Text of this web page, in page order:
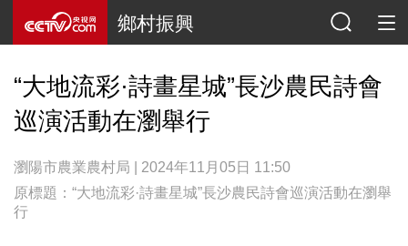
鄉村振興
“大地流彩·詩畫星城”長沙農民詩會
巡演活動在瀏舉行
瀏陽市農業農村局 | 2024年11月05日 11:50
原標題：“大地流彩·詩畫星城”長沙農民詩會巡演活動在瀏舉
行